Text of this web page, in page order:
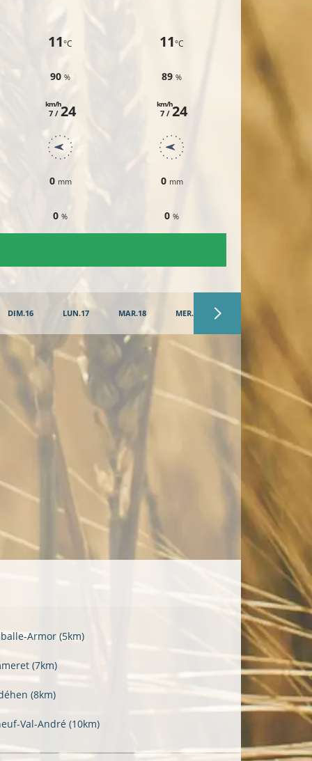
11°C
90%
7 /
km/h24
0 mm
0%
11°C
89%
7 /
km/h24
0 mm
0%
DIM.16 LUN.17 MAR.18 MER.19
Armor (5km)
(7km)
(8km)
Val-André (10km)